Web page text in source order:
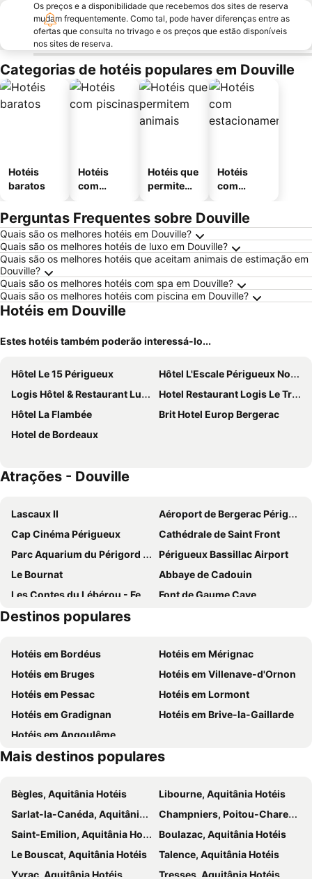
Os preços e a disponibilidade que recebemos dos sites de reserva
mudam frequentemente. Como tal, pode haver diferenças entre as
ofertas que consulta no trivago e os preços que estão disponíveis
nos sites de reserva.
Categorias de hotéis populares em Douville
Hotéis
baratos
Hotéis
com
Hotéis que
permitem
Hotéis
com
mento
Perguntas Frequentes sobre Douville
Quais são os melhores hotéis em Douville?
Quais são os melhores hotéis de luxo em Douville?
Quais são os melhores hotéis que aceitam animais de estimação em
Douville?
Quais são os melhores hotéis com spa em Douville?
Quais são os melhores hotéis com piscina em Douville?
Hotéis em Douville
Estes hotéis também poderão interessá-lo...
Hôtel Le 15 Périgueux
Hôtel L'Escale Périgueux Notre Dame
Logis Hôtel & Restaurant Ludik
Hotel Restaurant Logis Le Tropicana
Hôtel La Flambée
Brit Hotel Europ Bergerac
Hotel de Bordeaux
Atrações - Douville
Lascaux II
Aéroport de Bergerac Périgord Dordogne
Cap Cinéma Périgueux
Cathédrale de Saint Front
Parc Aquarium du Périgord Noir
Périgueux Bassillac Airport
Le Bournat
Abbaye de Cadouin
Les Contes du Lébérou - Festival en Périgord Noir
Font de Gaume Cave
Prehistoparc
Cap Blanc
Destinos populares
Hotéis em Bordéus
Hotéis em Mérignac
Hotéis em Bruges
Hotéis em Villenave-d'Ornon
Hotéis em Pessac
Hotéis em Lormont
Hotéis em Gradignan
Hotéis em Brive-la-Gaillarde
Hotéis em Angoulême
Mais destinos populares
Bègles, Aquitânia Hotéis
Libourne, Aquitânia Hotéis
Sarlat-la-Canéda, Aquitânia Hotéis
Champniers, Poitou-Charentes Hotéis
Saint-Emilion, Aquitânia Hotéis
Boulazac, Aquitânia Hotéis
Le Bouscat, Aquitânia Hotéis
Talence, Aquitânia Hotéis
Yvrac, Aquitânia Hotéis
Tresses, Aquitânia Hotéis